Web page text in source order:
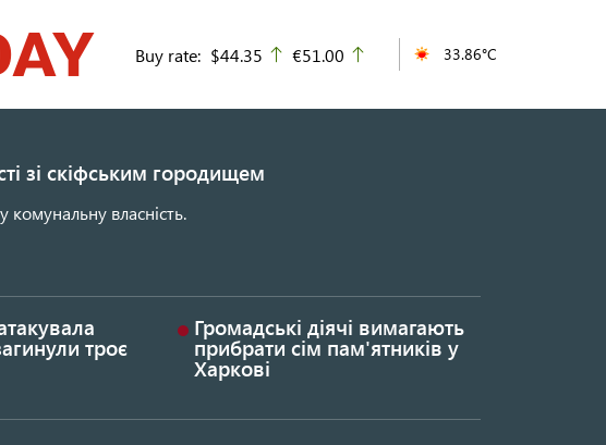
Buy rate: $44.35 up
€51.00 33.86°C
зі скіфським городищем
комунальну власність.
троє
Громадські діячі вимагають
прибрати сім пам'ятників у
Харкові